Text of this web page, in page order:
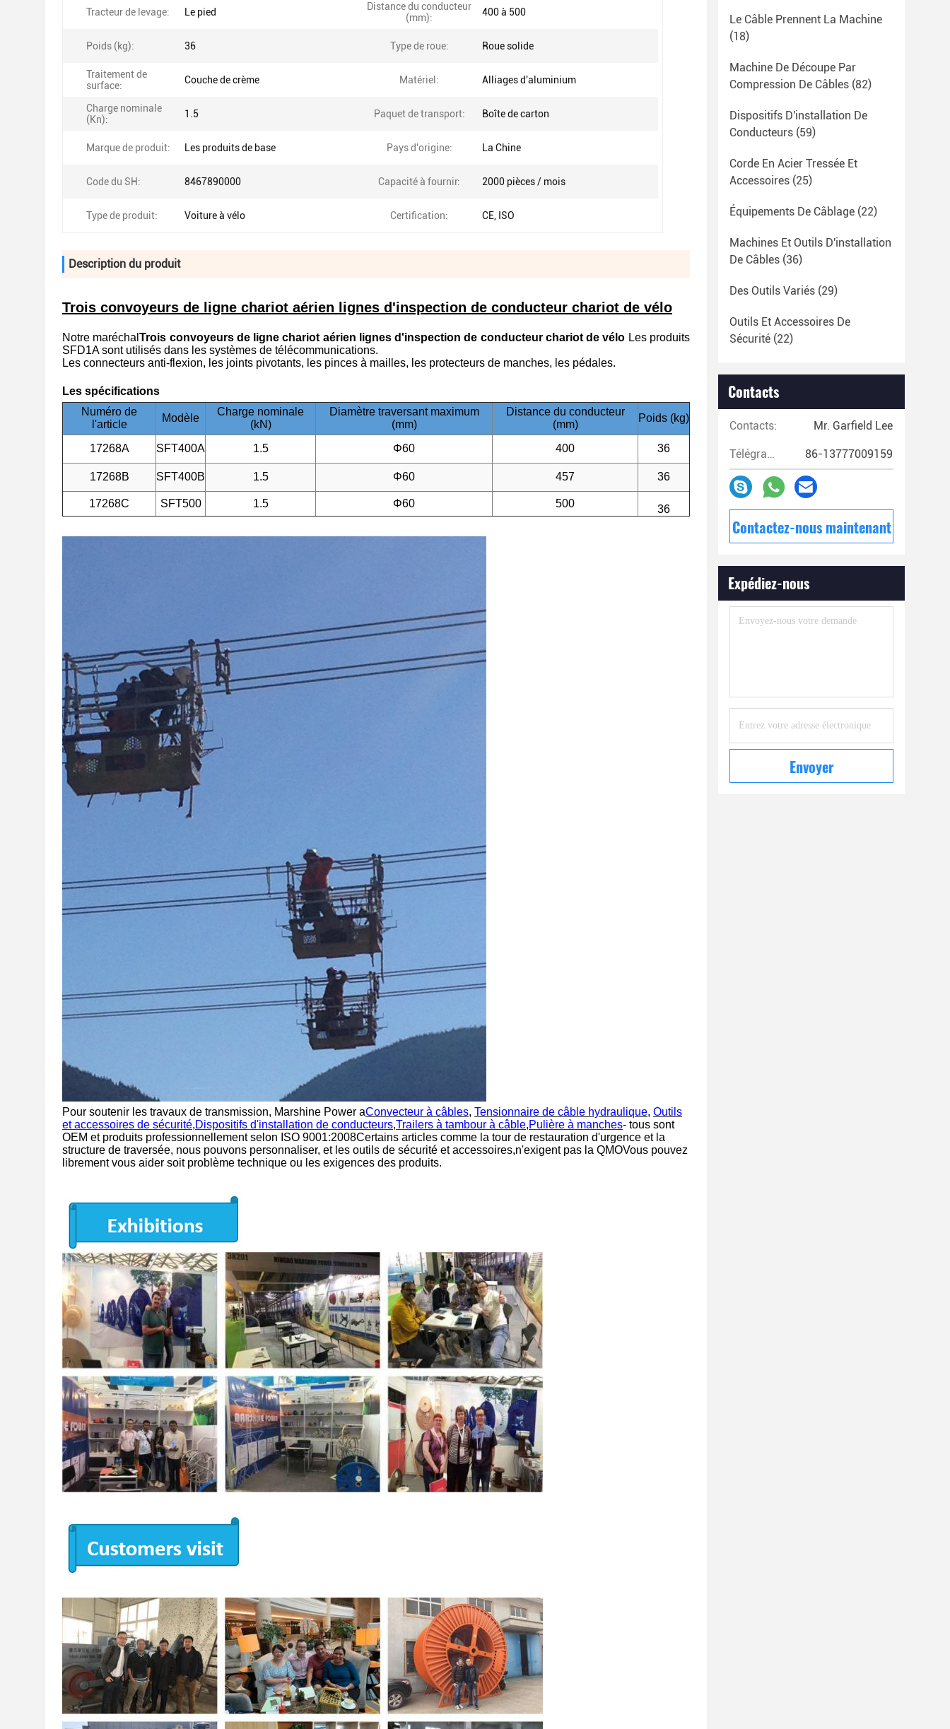
Tracteur de levage: Le pied
Distance du conducteur
(mm):
400 à 500
Poids (kg): 36 Type de roue: Roue solide
Traitement de
surface:
Couche de crème Matériel: Alliages d'aluminium
Charge nominale
(Kn):
1.5 Paquet de transport: Boîte de carton
Marque de produit: Les produits de base Pays d'origine: La Chine
Code du SH: 8467890000 Capacité à fournir: 2000 pièces / mois
Type de produit: Voiture à vélo Certification: CE, ISO
Description du produit
Trois convoyeurs de ligne chariot aérien lignes d'inspection de conducteur chariot de vélo
Notre maréchalTrois convoyeurs de ligne chariot aérien lignes d'inspection de conducteur chariot de vélo Les produits
SFD1A sont utilisés dans les systèmes de télécommunications.
Les connecteurs anti-flexion, les joints pivotants, les pinces à mailles, les protecteurs de manches, les pédales.
Les spécifications
Numéro de
l'article
Modèle
Charge nominale
(kN)
Diamètre traversant maximum
(mm)
Distance du conducteur
(mm)
Poids (kg)
17268A SFT400A 1.5 Φ60 400 36
17268B SFT400B 1.5 Φ60 457 36
17268C SFT500 1.5 Φ60 500 36
Pour soutenir les travaux de transmission, Marshine Power aConvecteur à câbles, Tensionnaire de câble hydraulique, Outils
et accessoires de sécurité,Dispositifs d'installation de conducteurs,Trailers à tambour à câble,Pulière à manches- tous sont
OEM et produits professionnellement selon ISO 9001:2008Certains articles comme la tour de restauration d'urgence et la
structure de traversée, nous pouvons personnaliser, et les outils de sécurité et accessoires,n'exigent pas la QMOVous pouvez
librement vous aider soit problème technique ou les exigences des produits.
Le Câble Prennent La Machine
(18)
Machine De Découpe Par
Compression De Câbles (82)
Dispositifs D'installation De
Conducteurs (59)
Corde En Acier Tressée Et
Accessoires (25)
Équipements De Câblage (22)
Machines Et Outils D'installation
De Câbles (36)
Des Outils Variés (29)
Outils Et Accessoires De
Sécurité (22)
Contacts
Contacts: Mr. Garfield Lee
Télégramme: 86-13777009159
Contactez-nous maintenant
Expédiez-nous
Envoyer